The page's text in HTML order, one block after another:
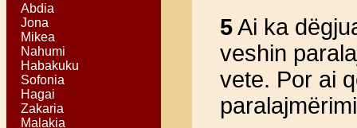
Abdia
Jona
Mikea
Nahumi
Habakuku
Sofonia
Hagai
Zakaria
Malakia
5Ai ka
veshin
vete. Por ai